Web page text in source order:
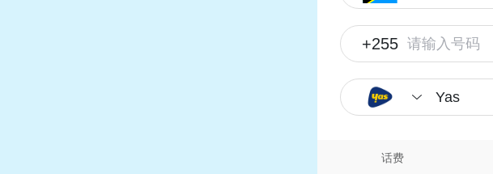
+255
Yas
话费